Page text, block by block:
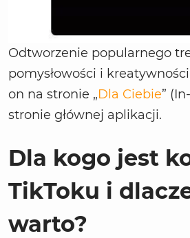
Odtworzenie popularnego
pomysłowości i
on na stronie „Dla Ciebie”
stronie głównej aplikacji.
Dla kogo jest
TikToku i
warto?